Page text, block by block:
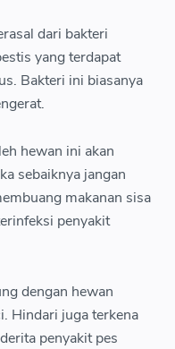
dari bakteri
yang terdapat
Bakteri ini biasanya
hewan ini akan
sebaiknya jangan
makanan sisa
penyakit
dengan hewan
Hindari juga terkena
penyakit pes